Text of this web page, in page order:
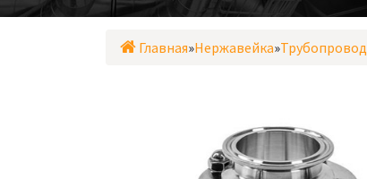
Главная»Нержавейка»